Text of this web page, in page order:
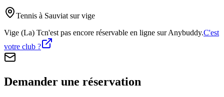
Tennis à Sauviat sur vige
Vige (La) Tcn'est pas encore réservable en ligne sur Anybuddy.C'est
votre club ?
Demander une réservation